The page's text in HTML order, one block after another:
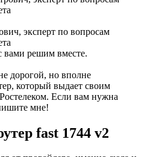
эксперт по вопросам
решим вместе.
дорогой, но вполне
который выдает своим
Если вам нужна
мне!
fast 1744 v2